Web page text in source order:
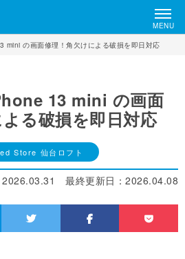
MENU
mini の画面修理！角欠けによる破損を即日対応
13 mini の画面
る破損を即日対応
Store 仙台ロフト
最終更新日： 2026.04.08
2026.03.31